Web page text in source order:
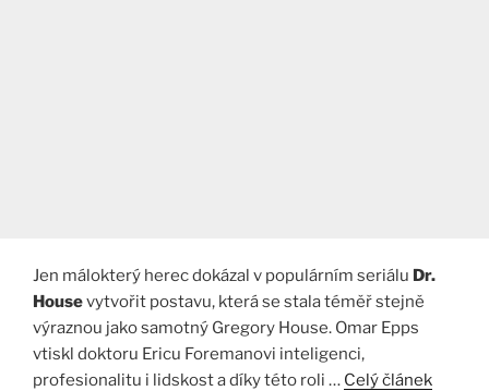
Jen málokterý herec dokázal v populárním seriálu Dr.
Housevytvořit postavu, která se stala téměř stejně
výraznou jako samotný Gregory House. Omar Epps
vtiskl doktoru Ericu Foremanovi inteligenci,
profesionalitu i lidskost a díky této roli … Celý článek